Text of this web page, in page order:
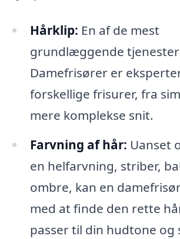
Hårklip: En af de mest
grundlæggende
Damefrisører er
forskellige frisurer, fra
mere komplekse snit.
Farvning af hår: Uanset
en helfarvning, striber,
ombre, kan en
med at finde den rette
passer til din hudtone og